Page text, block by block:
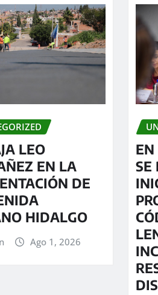
LEO
EN LA
DE
HIDALGO
Ago 1, 2026
SE